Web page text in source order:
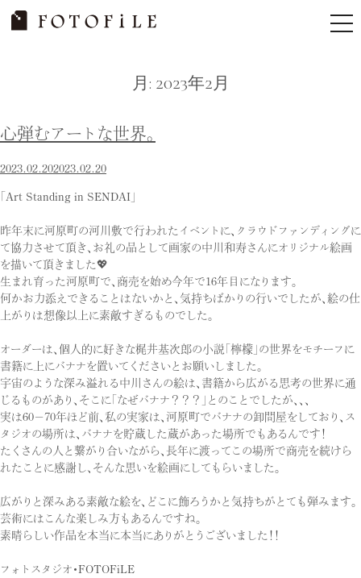
Skip
月: 2023年2月
心弾むアートな世界。
2023.02.202023.02.20
「Art Standing in SENDAI」
昨年末に河原町の河川敷で行われたイベントに、クラウドファンディングに
て協力させて頂き、お礼の品として画家の中川和寿さんにオリジナル絵画
を描いて頂きました💖
生まれ育った河原町で、商売を始め今年で16年目になります。
何かお力添えできることはないかと、気持ちばかりの行いでしたが、絵の仕
上がりは想像以上に素敵すぎるものでした。
オーダーは、個人的に好きな梶井基次郎の小説「檸檬」の世界をモチーフに
書籍に上にバナナを置いてくださいとお願いしました。
宇宙のような深み溢れる中川さんの絵は、書籍から広がる思考の世界に通
じるものがあり、そこに「なぜバナナ？？？」とのことでしたが、、、
実は60−70年ほど前、私の実家は、河原町でバナナの卸問屋をしており、ス
タジオの場所は、バナナを貯蔵した蔵があった場所でもあるんです！
たくさんの人と繋がり合いながら、長年に渡ってこの場所で商売を続けら
れたことに感謝し、そんな思いを絵画にしてもらいました。
広がりと深みある素敵な絵を、どこに飾ろうかと気持ちがとても弾みます。
芸術にはこんな楽しみ方もあるんですね。
素晴らしい作品を本当に本当にありがとうございました！！
フォトスタジオ・FOTOFiLE